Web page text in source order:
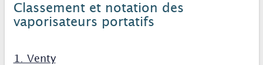
Classement et notation des
vaporisateurs portatifs
1. Venty